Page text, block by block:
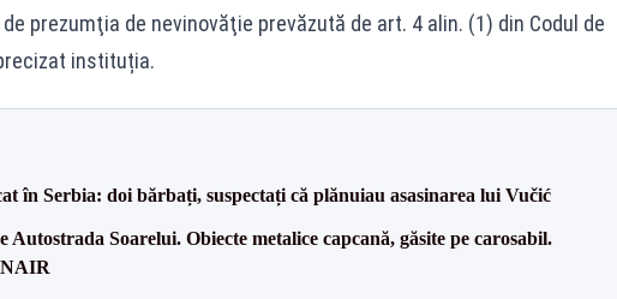
prezumţia de nevinovăţie prevăzută de art. 4 alin. (1) din Codul de
instituția.
în Serbia: doi bărbați, suspectați că plănuiau asasinarea lui Vučić
Autostrada Soarelui. Obiecte metalice capcană, găsite pe carosabil.